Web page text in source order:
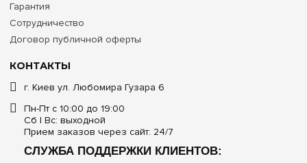
КОНТАКТЫ
г. Киев ул. Любомира Гузара 6
Пн-Пт с 10:00 до 19:00
Сб | Вс: выходной
Прием заказов через сайт: 24/7
СЛУЖБА ПОДДЕРЖКИ КЛИЕНТОВ:
Гарантия
Сотрудничество
Договор публичной оферты